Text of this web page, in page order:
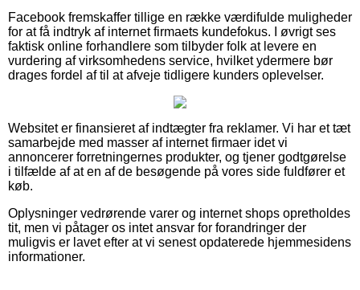
Facebook fremskaffer tillige en række værdifulde muligheder
for at få indtryk af internet firmaets kundefokus. I øvrigt ses
faktisk online forhandlere som tilbyder folk at levere en
vurdering af virksomhedens service, hvilket ydermere bør
drages fordel af til at afveje tidligere kunders oplevelser.
Websitet er finansieret af indtægter fra reklamer. Vi har et tæt
samarbejde med masser af internet firmaer idet vi
annoncerer forretningernes produkter, og tjener godtgørelse
i tilfælde af at en af de besøgende på vores side fuldfører et
køb.
Oplysninger vedrørende varer og internet shops opretholdes
tit, men vi påtager os intet ansvar for forandringer der
muligvis er lavet efter at vi senest opdaterede hjemmesidens
informationer.